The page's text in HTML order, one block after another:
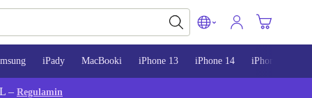
iPady MacBooki iPhone 13 iPhone 14 iPhone 15
– Regulamin